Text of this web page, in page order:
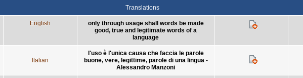
Translations
English
only through usage shall words be made
good, true and legitimate words of a
language
Italian
l'uso è l'unica causa che faccia le parole
buone, vere, legittime, parole di una lingua -
Alessandro Manzoni